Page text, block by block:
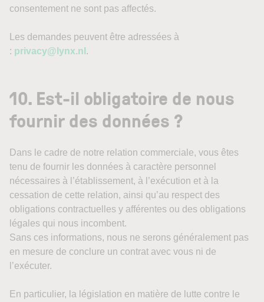
consentement ne sont pas affectés.
Les demandes peuvent être adressées à
: privacy@lynx.nl .
10. Est-il obligatoire de nous
fournir des données ?
Dans le cadre de notre relation commerciale, vous êtes
tenu de fournir les données à caractère personnel
nécessaires à l’établissement, à l’exécution et à la
cessation de cette relation, ainsi qu’au respect des
obligations contractuelles y afférentes ou des obligations
légales qui nous incombent.
Sans ces informations, nous ne serons généralement pas
en mesure de conclure un contrat avec vous ni de
l’exécuter.
En particulier, la législation en matière de lutte contre le